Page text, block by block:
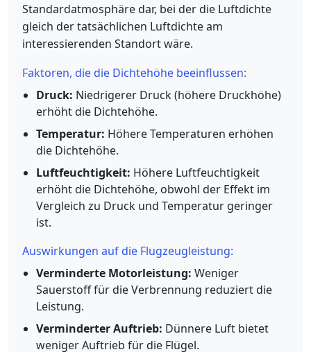
Standardatmosphäre dar, bei der die Luftdichte
gleich der tatsächlichen Luftdichte am
interessierenden Standort wäre.
Faktoren, die die Dichtehöhe beeinflussen:
Druck: Niedrigerer Druck (höhere Druckhöhe)
erhöht die Dichtehöhe.
Temperatur: Höhere Temperaturen erhöhen
die Dichtehöhe.
Luftfeuchtigkeit: Höhere Luftfeuchtigkeit
erhöht die Dichtehöhe, obwohl der Effekt im
Vergleich zu Druck und Temperatur geringer
ist.
Auswirkungen auf die Flugzeugleistung:
Verminderte Motorleistung: Weniger
Sauerstoff für die Verbrennung reduziert die
Leistung.
Verminderter Auftrieb: Dünnere Luft bietet
weniger Auftrieb für die Flügel.